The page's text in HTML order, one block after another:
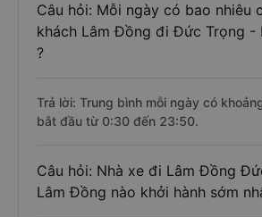
Câu hỏi: Mỗi ngày có bao nhiêu
khách Lâm Đồng đi Đức Trọng -
?
Trả lời: Trung bình mỗi ngày có
bắt đầu từ 0:30 đến 23:50.
Câu hỏi: Nhà xe đi Lâm Đồng
Lâm Đồng nào khởi hành sớm